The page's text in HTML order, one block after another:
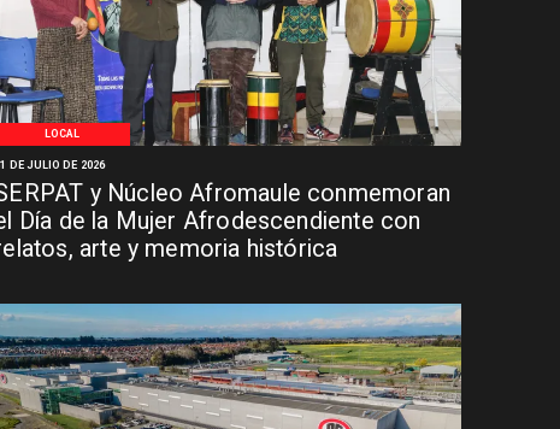
LOCAL
y Núcleo Afromaule conmemoran
Día de la Mujer Afrodescendiente con
arte y memoria histórica
DE JULIO DE 2026